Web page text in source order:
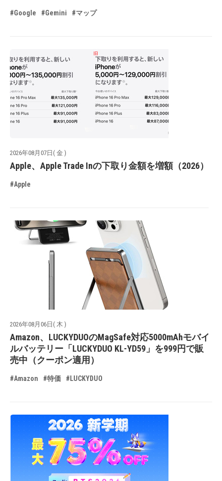
#Google #Gemini #マップ
2026年08月07日( 金 )
Apple、Apple Trade Inの下取り金額を増額（2026）
#Apple
2026年08月06日( 木 )
Amazon、LUCKYDUOのMagSafe対応5000mAhモバイ
ルバッテリー「LUCKYDUO KL-YD59」を999円で販
売中（クーポン適用）
#Amazon #特価 #LUCKYDUO